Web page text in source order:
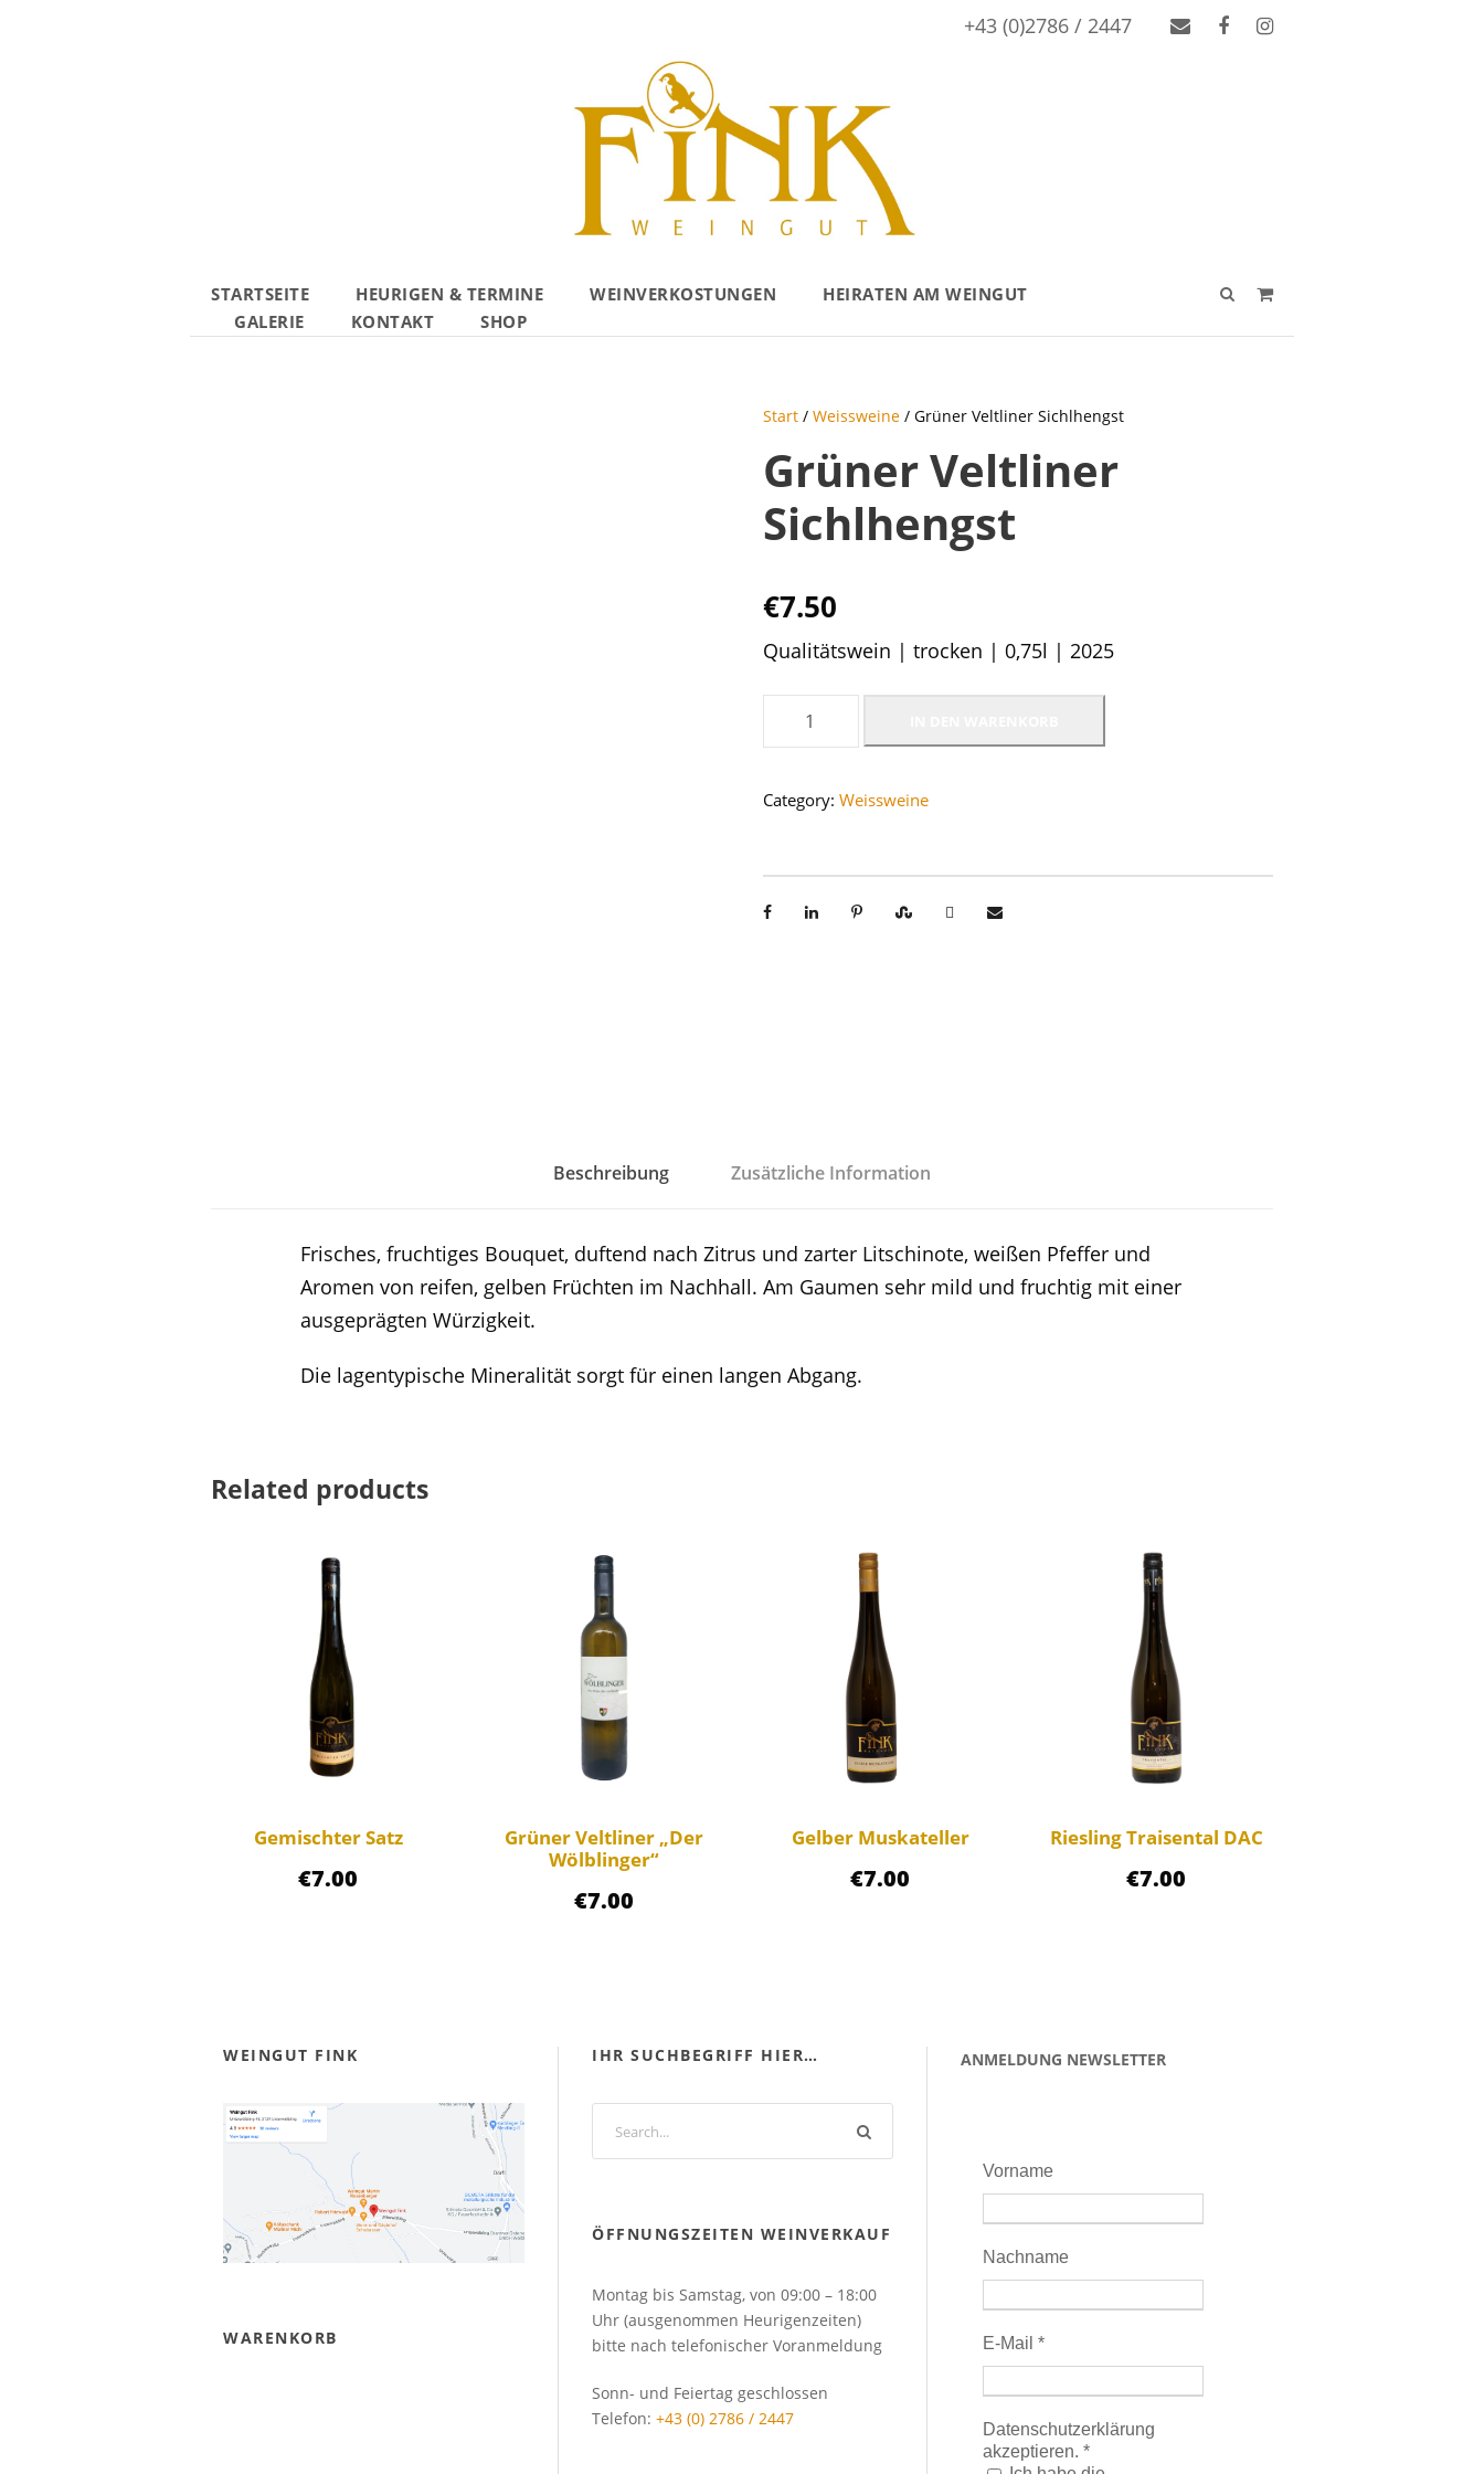
+43 (0)2786 / 2447
STARTSEITE HEURIGEN & TERMINE WEINVERKOSTUNGEN
HEIRATEN AM WEINGUT
GALERIE
KONTAKT SHOP
Start /Weissweine / Grüner Veltliner Sichlhengst
Grüner Veltliner
Sichlhengst
€7.50
Qualitätswein | trocken | 0,75l | 2025
r
n
r
V
r
c
h
Category:Weissweine
Beschreibung Zusätzliche Information
Frisches, fruchtiges Bouquet, duftend nach Zitrus und zarter Litschinote, weißen Pfeffer und
Aromen von reifen, gelben Früchten im Nachhall. Am Gaumen sehr mild und fruchtig mit einer
ausgeprägten Würzigkeit.
Die lagentypische Mineralität sorgt für einen langen Abgang.
Related products
Gemischter Satz
€7.00
Grüner Veltliner „Der
Wölblinger“
€7.00
Gelber Muskateller
€7.00
Riesling Traisental DAC
€7.00
WEINGUT FINK
WARENKORB
IHR SUCHBEGRIFF HIER…
ÖFFNUNGSZEITEN WEINVERKAUF
Montag bis Samstag, von 09:00 – 18:00
Uhr (ausgenommen Heurigenzeiten)
bitte nach telefonischer Voranmeldung
Sonn- und Feiertag geschlossen
Telefon:+43 (0) 2786 / 2447
ANMELDUNG NEWSLETTER
Vorname
Nachname
E-Mail *
Datenschutzerklärung
akzeptieren. *